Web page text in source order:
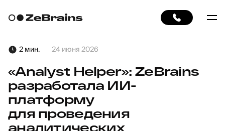
2 мин. 24 июня 2026
«Analyst Helper»: ZeBrains
разработала ИИ-
платформу
для проведения
аналитических